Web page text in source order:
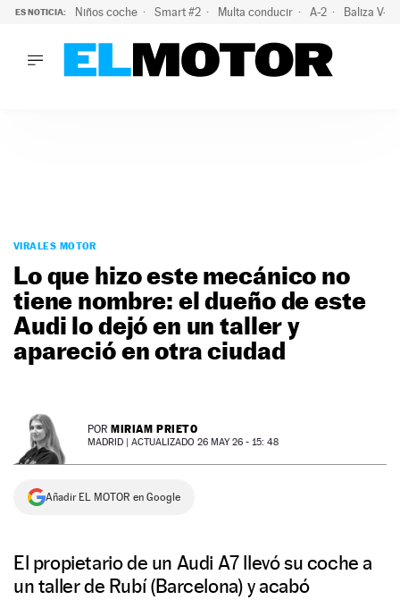
ES NOTICIA: Niños coche Smart #2 Multa conducir A-2 Baliza V-
PODCAST
MOTOS
TECNOLOGÍA
SUPERCOCHES
PREMIOS
NEWSLETTER
VIRALES MOTOR
Lo que hizo este mecánico no
tiene nombre: el dueño de este
Audi lo dejó en un taller y
apareció en otra ciudad
POR MIRIAM PRIETO
MADRID | ACTUALIZADO 26 MAY 26 - 15: 48
Añadir EL MOTOR en Google
El propietario de un Audi A7 llevó su coche a
un taller de Rubí (Barcelona) y acabó